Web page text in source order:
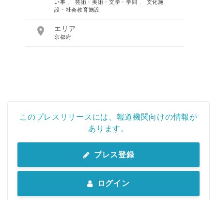
い事
芸術・美術・文学・学問
文化施
設・社会教育施設
 エリア
京都府
このプレスリリースには、報道機関向けの情報が
あります。
プレス登録
ログイン